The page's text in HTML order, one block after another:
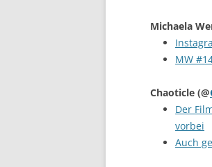
Michaela
MW
Chaoticle (@
Der
vorbei
Auch